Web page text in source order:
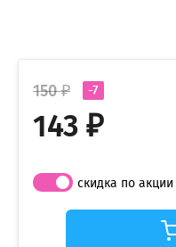
-7
150 ₽
143 ₽
скидка по акции